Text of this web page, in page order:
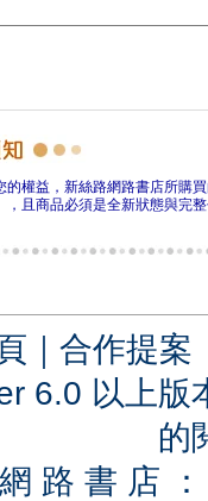
的權益，新絲路網路書店所購
，且商品必須是全新狀態與完
｜ 合作提案
6.0 以上
的
路 書 店